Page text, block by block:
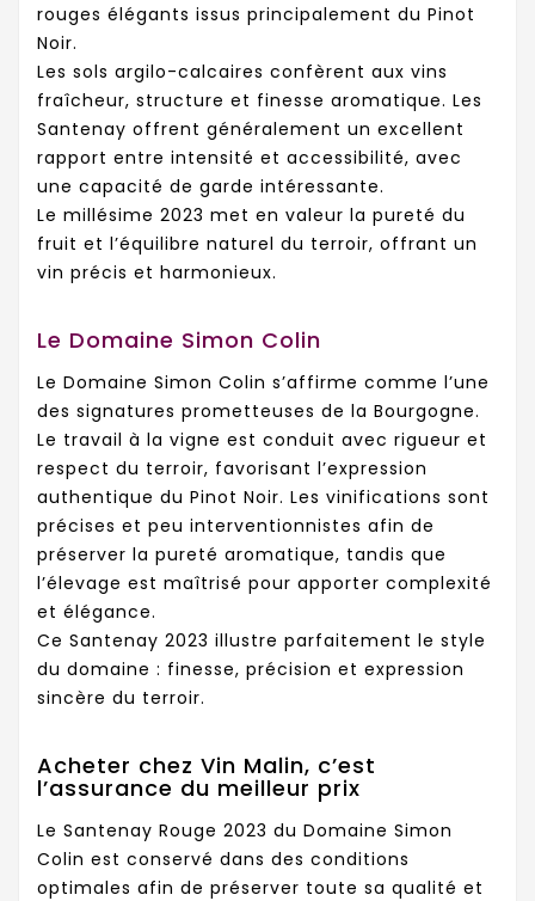
rouges élégants issus principalement du Pinot
Noir.
Les sols argilo-calcaires confèrent aux vins
fraîcheur, structure et finesse aromatique. Les
Santenay offrent généralement un excellent
rapport entre intensité et accessibilité, avec
une capacité de garde intéressante.
Le millésime 2023 met en valeur la pureté du
fruit et l’équilibre naturel du terroir, offrant un
vin précis et harmonieux.
Le Domaine Simon Colin
Le Domaine Simon Colin s’affirme comme l’une
des signatures prometteuses de la Bourgogne.
Le travail à la vigne est conduit avec rigueur et
respect du terroir, favorisant l’expression
authentique du Pinot Noir. Les vinifications sont
précises et peu interventionnistes afin de
préserver la pureté aromatique, tandis que
l’élevage est maîtrisé pour apporter complexité
et élégance.
Ce Santenay 2023 illustre parfaitement le style
du domaine : finesse, précision et expression
sincère du terroir.
Acheter chez Vin Malin, c’est
l’assurance du meilleur prix
Le Santenay Rouge 2023 du Domaine Simon
Colin est conservé dans des conditions
optimales afin de préserver toute sa qualité et